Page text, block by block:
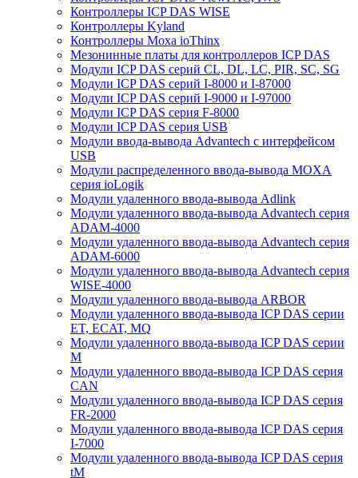
Контроллеры ICP DAS WISE
Контроллеры Kyland
Контроллеры Moxa ioThinx
Мезонинные платы для контроллеров ICP DAS
Модули ICP DAS серий CL, DL, LC, PIR, SC, SG
Модули ICP DAS серий I-8000 и I-87000
Модули ICP DAS серий I-9000 и I-97000
Модули ICP DAS серия F-8000
Модули ICP DAS серия USB
Модули ввода-вывода Advantech с интерфейсом
USB
Модули распределенного ввода-вывода MOXA
серия ioLogik
Модули удаленного ввода-вывода Adlink
Модули удаленного ввода-вывода Advantech серия
ADAM-4000
Модули удаленного ввода-вывода Advantech серия
ADAM-6000
Модули удаленного ввода-вывода Advantech серия
WISE-4000
Модули удаленного ввода-вывода ARBOR
Модули удаленного ввода-вывода ICP DAS серии
ET, ECAT, MQ
Модули удаленного ввода-вывода ICP DAS серии
M
Модули удаленного ввода-вывода ICP DAS серия
CAN
Модули удаленного ввода-вывода ICP DAS серия
FR-2000
Модули удаленного ввода-вывода ICP DAS серия
I-7000
Модули удаленного ввода-вывода ICP DAS серия
tM